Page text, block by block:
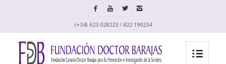
(+34) 623 028223 / 822 190234